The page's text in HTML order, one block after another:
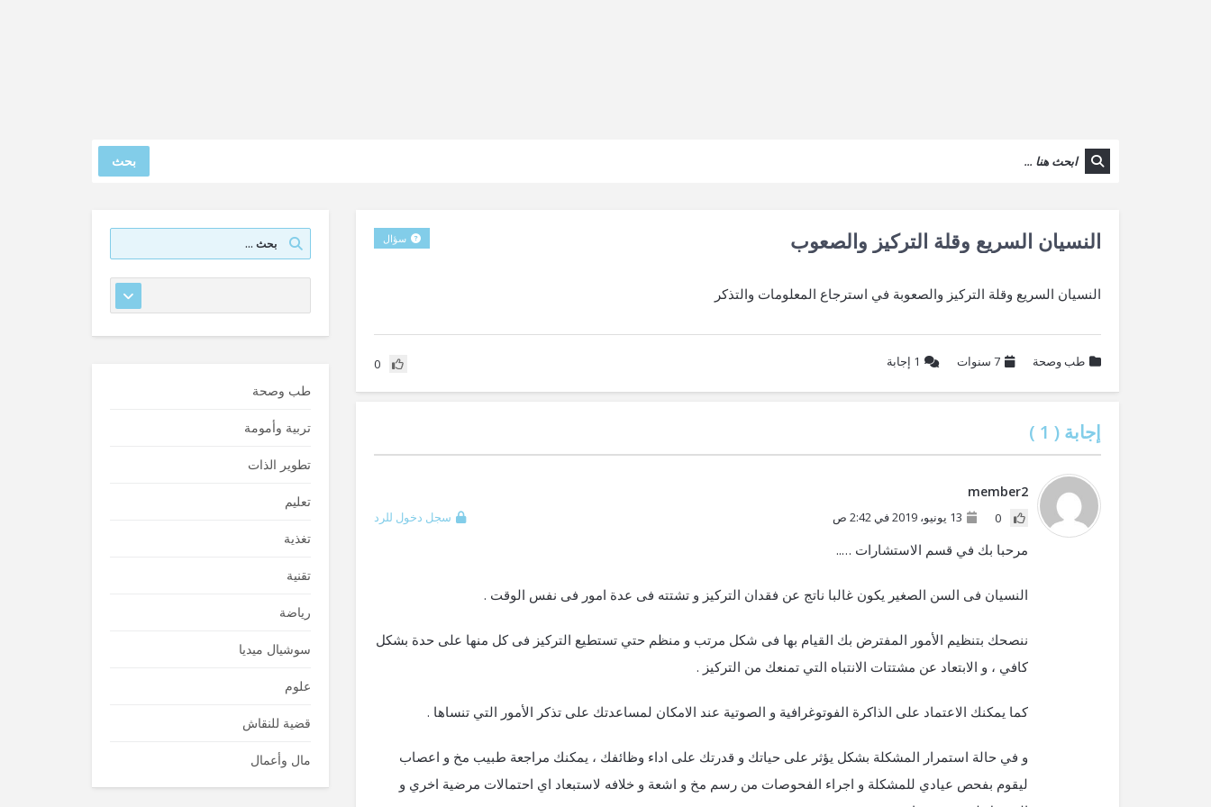
بحث
النسيان السريع وقلة التركيز والصعوب سؤال
النسيان السريع وقلة التركيز والصعوبة في استرجاع المعلومات والتذكر
طب وصحة 7 سنوات 1 إجابة 0
إجابة ( 1
)
member2
0 13 يونيو، 2019 في 2:42 ص سجل دخول للرد
مرحبا بك في قسم الاستشارات …..
النسيان فى السن الصغير يكون غالبا ناتج عن فقدان التركيز و تشتته فى عدة امور فى نفس الوقت .
ننصحك بتنظيم الأمور المفترض بك القيام بها فى شكل مرتب و منظم حتي تستطيع التركيز فى كل منها على حدة بشكل
كافي ، و الابتعاد عن مشتتات الانتباه التي تمنعك من التركيز .
كما يمكنك الاعتماد على الذاكرة الفوتوغرافية و الصوتية عند الامكان لمساعدتك على تذكر الأمور التي تنساها .
و في حالة استمرار المشكلة بشكل يؤثر على حياتك و قدرتك على اداء وظائفك ، يمكنك مراجعة طبيب مخ و اعصاب
ليقوم بفحص عيادي للمشكلة و اجراء الفحوصات من رسم مخ و اشعة و خلافه لاستبعاد اي احتمالات مرضية اخري و
طب وصحة
تربية وأمومة
تطوير الذات
تعليم
تغذية
تقنية
رياضة
سوشيال ميديا
علوم
قضية للنقاش
مال وأعمال